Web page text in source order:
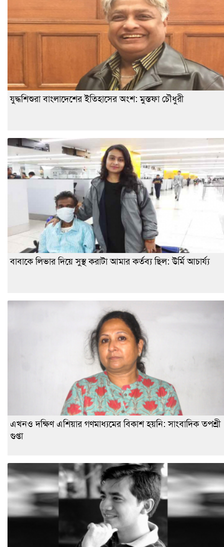
যুদ্ধশিশুরা বাংলাদেশের ইতিহাসের অংশ: মুস্তফা চৌধুরী
বাবাকে লিভার দিয়ে সুস্থ করাটা আমার কর্তব্য ছিল: উর্মি আচার্য্য
এখনও দক্ষিণ এশিয়ার গণমাধ্যমের বিকাশ হয়নি: সাংবাদিক তপশ্রী
গুপ্তা